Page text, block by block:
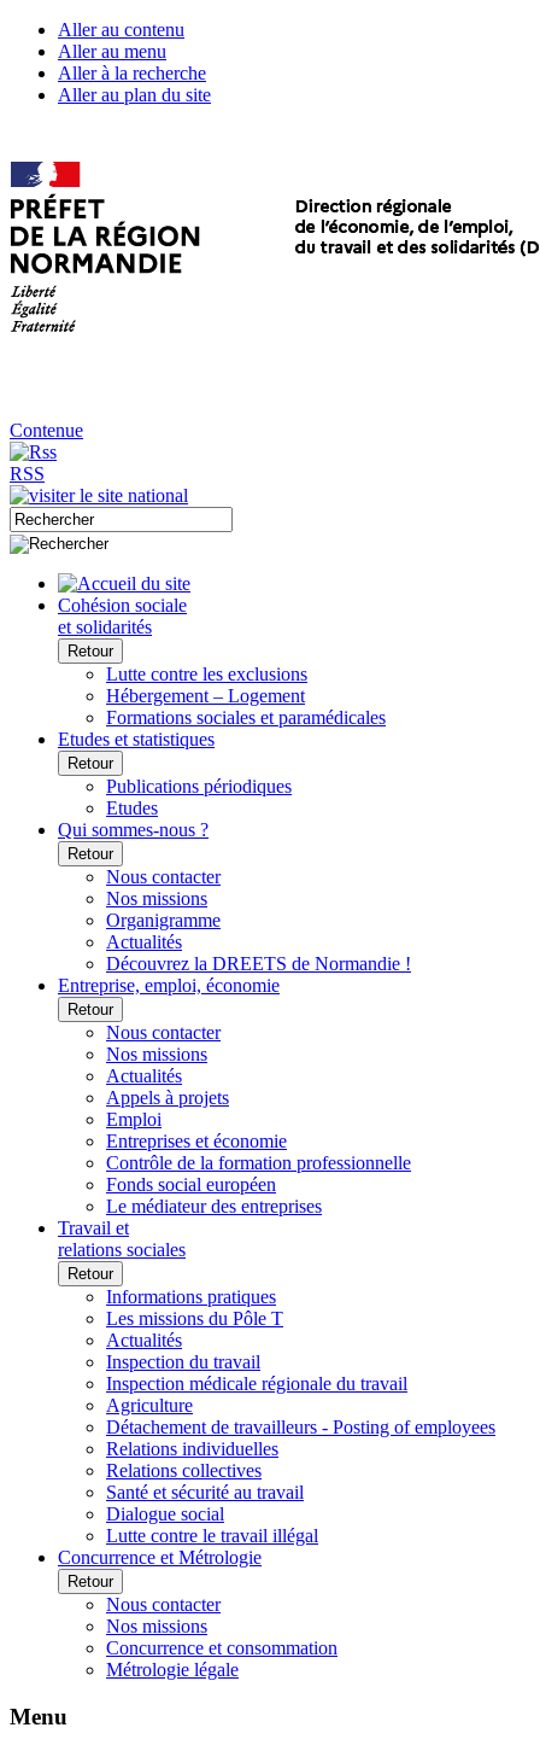
Aller au contenu
Aller au menu
Aller à la recherche
Aller au plan du site
Contenue
RSS
Cohésion sociale
et solidarités
Retour
Lutte contre les exclusions
Hébergement – Logement
Formations sociales et paramédicales
Etudes et statistiques
Retour
Publications périodiques
Etudes
Qui sommes-nous ?
Retour
Nous contacter
Nos missions
Organigramme
Actualités
Découvrez la DREETS de Normandie !
Entreprise, emploi, économie
Retour
Nous contacter
Nos missions
Actualités
Appels à projets
Emploi
Entreprises et économie
Contrôle de la formation professionnelle
Fonds social européen
Le médiateur des entreprises
Travail et
relations sociales
Retour
Informations pratiques
Les missions du Pôle T
Actualités
Inspection du travail
Inspection médicale régionale du travail
Agriculture
Détachement de travailleurs - Posting of employees
Relations individuelles
Relations collectives
Santé et sécurité au travail
Dialogue social
Lutte contre le travail illégal
Concurrence et Métrologie
Retour
Nous contacter
Nos missions
Concurrence et consommation
Métrologie légale
Menu